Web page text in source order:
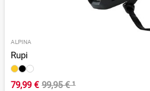
ALPINA
Rupi
79,99 € 99,95 €¹